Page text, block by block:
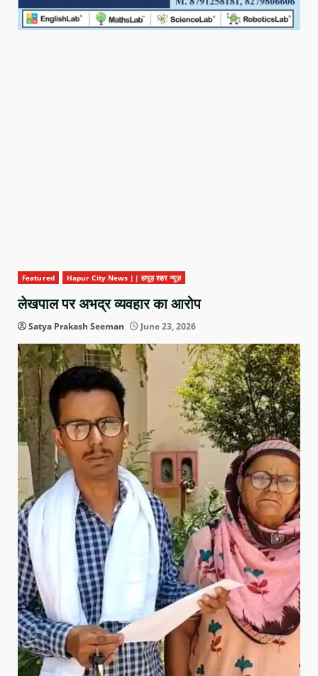
Featured Hapur City News || हापुड़ शहर न्यूज़
लेखपाल पर अभद्र व्यवहार का आरोप
Satya Prakash Seeman June 23, 2026